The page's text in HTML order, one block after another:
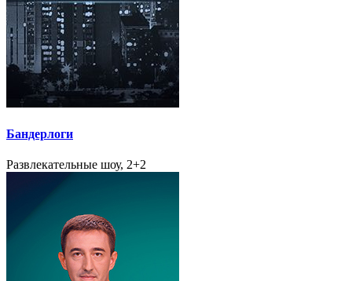
Бандерлоги
Развлекательные шоу, 2+2